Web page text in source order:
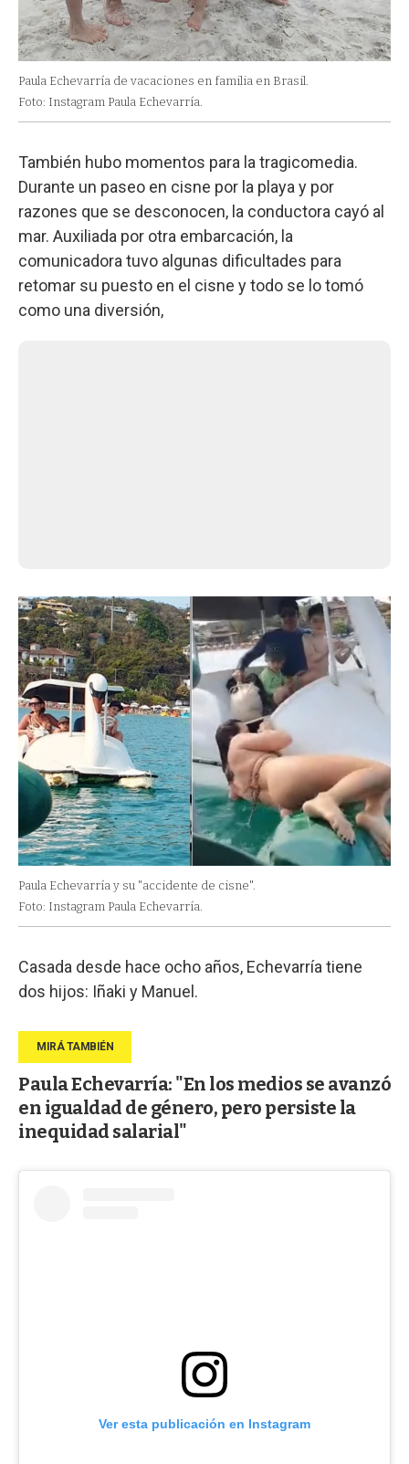
Paula Echevarría de vacaciones en familia en Brasil.
Foto: Instagram Paula Echevarría.
También hubo momentos para la tragicomedia.
Durante un paseo en cisne por la playa y por
razones que se desconocen, la conductora cayó al
mar. Auxiliada por otra embarcación, la
comunicadora tuvo algunas dificultades para
retomar su puesto en el cisne y todo se lo tomó
como una diversión,
Paula Echevarría y su "accidente de cisne".
Foto: Instagram Paula Echevarría.
Casada desde hace ocho años, Echevarría tiene
dos hijos: Iñaki y Manuel.
Paula Echevarría: "En los medios se avanzó
en igualdad de género, pero persiste la
inequidad salarial"
Ver esta publicación en Instagram